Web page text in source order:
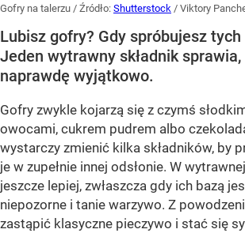
Gofry na talerzu / Źródło: Shutterstock / Viktory
Lubisz gofry? Gdy spróbujesz
Jeden wytrawny składnik
naprawdę wyjątkowo.
Gofry zwykle kojarzą się z czymś
owocami, cukrem pudrem albo
wystarczy zmienić kilka składników, by
je w zupełnie innej odsłonie. W
jeszcze lepiej, zwłaszcza gdy ich bazą
niepozorne i tanie warzywo. Z
zastąpić klasyczne pieczywo i stać się